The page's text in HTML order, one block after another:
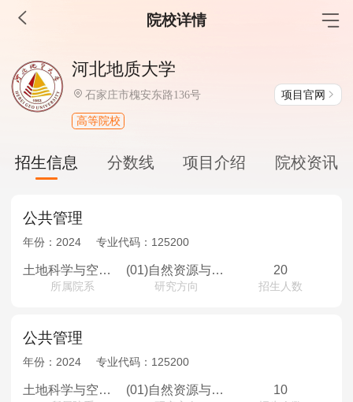
院校详情
MBA工商管理
院校库 考试报名 招生政策
报名流程
考试真题
报考经验
MEM工程管理
考试真题
报考经验
院校库 考试报名 招生政策
报名流程
MPAcc会计专硕
院校库 考试报名 招生政策 学制学费
报名流程
河北地质大学
石家庄市槐安东路136号 项目官网
高等院校
招生信息 分数线 项目介绍 院校资讯
公共管理
年份： 2024 专业代码： 125200
土地科学与空间规划学院
所属院系
(01)自然资源与规划管理
研究方向
20
招生人数
公共管理
年份： 2024 专业代码： 125200
土地科学与空间规划学院 (01)自然资源与规划管理 10